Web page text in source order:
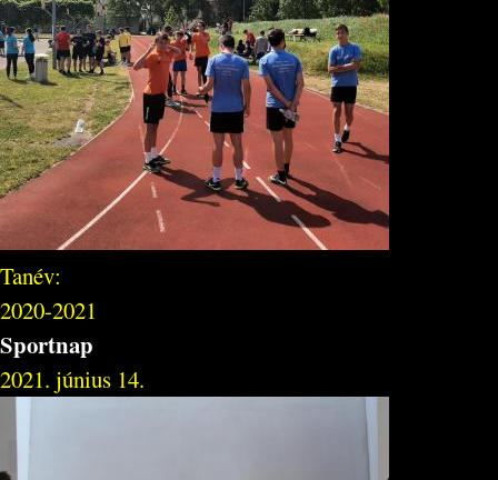
Tanév:
2020-2021
Sportnap
2021. június 14.